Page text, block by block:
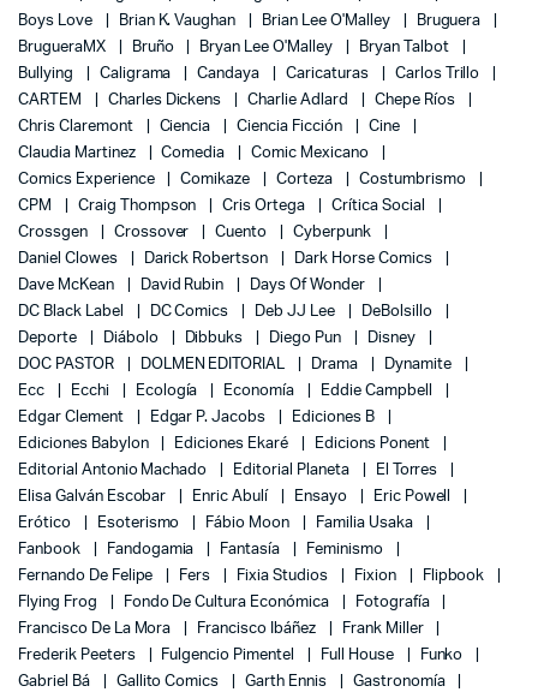
Boys Love
Brian K. Vaughan Brian Lee O'Malley
Bruguera
BrugueraMX
Bruño Bryan Lee O'Malley
Bryan Talbot
Bullying
Caligrama Candaya Caricaturas
Carlos Trillo
CARTEM
Charles Dickens Charlie Adlard
Chepe Ríos
Chris Claremont
Ciencia Ciencia Ficción
Cine
Claudia Martinez
Comedia
Comic Mexicano
Comics Experience
Comikaze Corteza
Costumbrismo
CPM
Craig Thompson Cris Ortega
Crítica Social
Crossgen
Crossover Cuento
Cyberpunk
Daniel Clowes
Darick Robertson
Dark Horse Comics
Dave McKean
David Rubin
Days Of Wonder
DC Black Label
DC Comics Deb JJ Lee
DeBolsillo
Deporte
Diábolo Dibbuks Diego Pun
Disney
DOC PASTOR
DOLMEN EDITORIAL Drama
Dynamite
Ecc
Ecchi Ecología Economía
Eddie Campbell
Edgar Clement
Edgar P. Jacobs
Ediciones B
Ediciones Babylon
Ediciones Ekaré
Edicions Ponent
Editorial Antonio Machado
Editorial Planeta
El Torres
Elisa Galván Escobar
Enric Abulí Ensayo
Eric Powell
Erótico
Esoterismo Fábio Moon
Familia Usaka
Fanbook
Fandogamia Fantasía
Feminismo
Fernando De Felipe
Fers Fixia Studios Fixion
Flipbook
Flying Frog
Fondo De Cultura Económica
Fotografía
Francisco De La Mora
Francisco Ibáñez
Frank Miller
Frederik Peeters
Fulgencio Pimentel Full House
Funko
Gabriel Bá
Gallito Comics Garth Ennis
Gastronomía